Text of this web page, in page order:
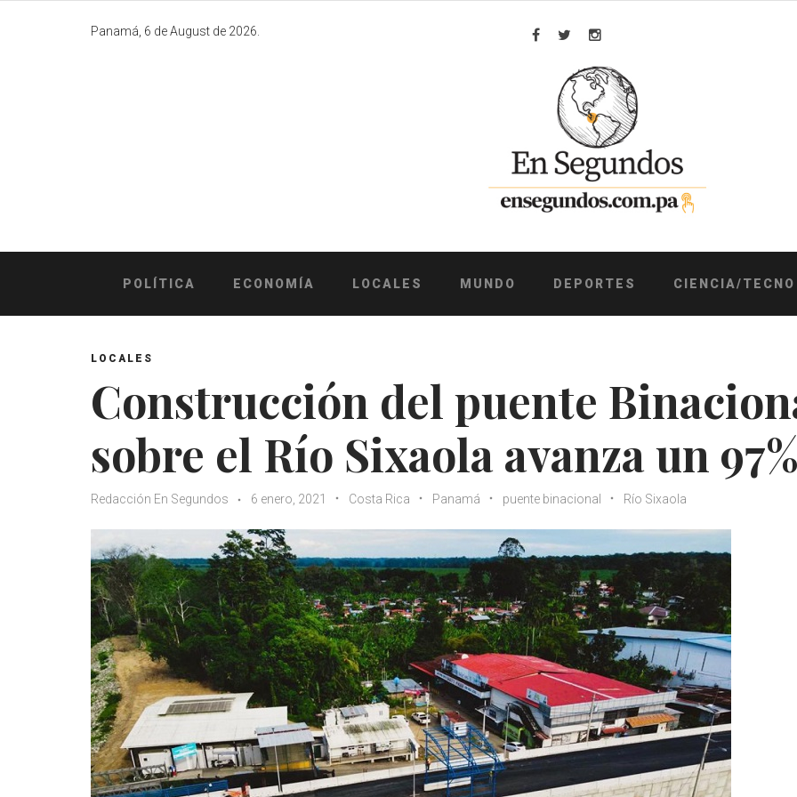
Panamá, 6 de August de 2026.
Facebook
TwitterInstagram
POLÍTICA ECONOMÍA LOCALES MUNDO DEPORTES CIENCIA/TECNO
LOCALES
Construcción del puente
sobre el Río Sixaola avanza un
Redacción En Segundos 6 enero, 2021 Costa Rica Panamá puente binacional Río Sixaola